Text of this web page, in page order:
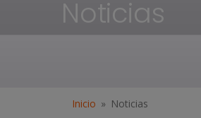
Noticias
Inicio Noticias